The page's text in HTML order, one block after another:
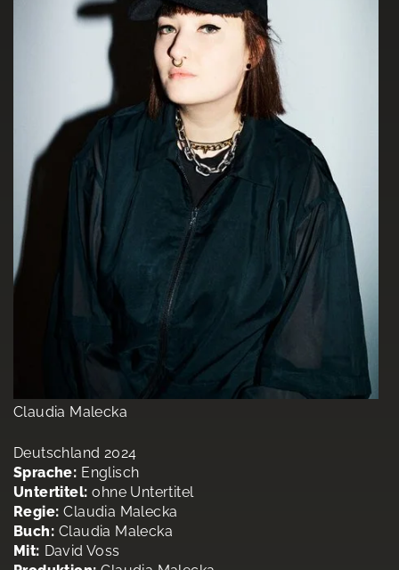
Claudia Malecka
Deutschland 2024
Sprache: Englisch
Untertitel: ohne Untertitel
Regie: Claudia Malecka
Buch: Claudia Malecka
Mit: David Voss